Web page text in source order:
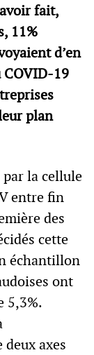
fait,
11%
d’en
COVID-19
plan
par la cellule
entre fin
des
cette
échantillon
ont
5,3%.
axes